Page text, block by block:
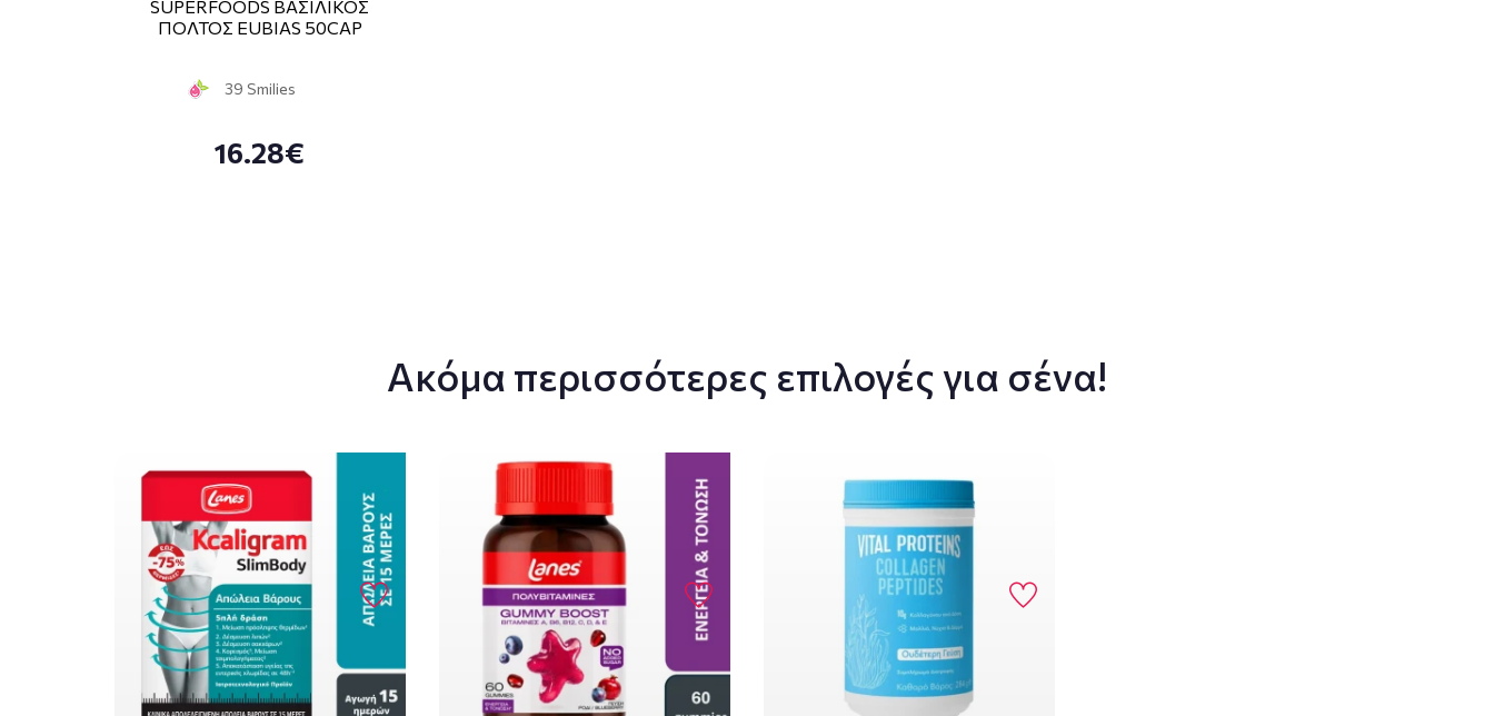
SUPERFOODS ΒΑΣΙΛΙΚΟΣ
ΠΟΛΤΟΣ EUBIAS 50CAP
39 Smilies
16.28€
Ακόμα περισσότερες επιλογές για σένα!